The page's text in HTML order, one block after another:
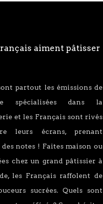
aiment pâtisser
partout les émissions de
spécialisées dans la
et les Français sont rivés
leurs écrans, prenant
des notes ! Faites maison ou
chez un grand pâtissier à
les Français raffolent de
sucrées. Quels sont